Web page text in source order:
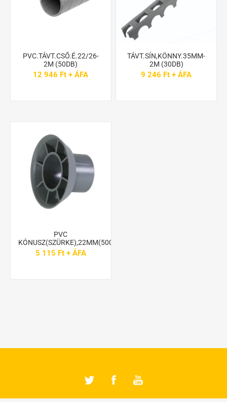
PVC.TÁVT.CSŐ.É.22/26-
2M (50DB)
12 946 Ft + ÁFA
TÁVT.SÍN,KÖNNY.35MM-
2M (30DB)
9 246 Ft + ÁFA
PVC
KÓNUSZ(SZÜRKE),22MM(500DB)
5 115 Ft + ÁFA